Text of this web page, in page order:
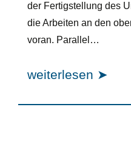
der Fertigstellung des
die Arbeiten an den
voran. Parallel…
weiterlesen ➤